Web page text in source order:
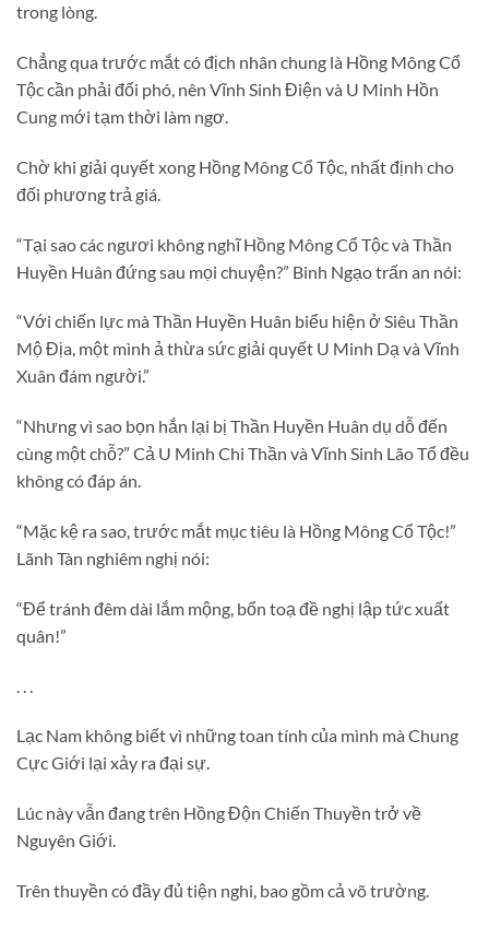
trong lòng.
Chẳng qua trước mắt có địch nhân chung là Hồng Mông Cổ
Tộc cần phải đối phó, nên Vĩnh Sinh Điện và U Minh Hồn
Cung mới tạm thời làm ngơ.
Chờ khi giải quyết xong Hồng Mông Cổ Tộc, nhất định cho
đối phương trả giá.
“Tại sao các ngươi không nghĩ Hồng Mông Cổ Tộc và Thần
Huyền Huân đứng sau mọi chuyện?” Binh Ngạo trấn an nói:
“Với chiến lực mà Thần Huyền Huân biểu hiện ở Siêu Thần
Mộ Địa, một mình ả thừa sức giải quyết U Minh Dạ và Vĩnh
Xuân đám người.”
“Nhưng vì sao bọn hắn lại bị Thần Huyền Huân dụ dỗ đến
cùng một chỗ?” Cả U Minh Chi Thần và Vĩnh Sinh Lão Tổ đều
không có đáp án.
“Mặc kệ ra sao, trước mắt mục tiêu là Hồng Mông Cổ Tộc!”
Lãnh Tàn nghiêm nghị nói:
“Để tránh đêm dài lắm mộng, bổn toạ đề nghị lập tức xuất
quân!”
Lạc Nam không biết vì những toan tính của mình mà Chung
Cực Giới lại xảy ra đại sự.
Lúc này vẫn đang trên Hồng Độn Chiến Thuyền trở về
Nguyên Giới.
Trên thuyền có đầy đủ tiện nghi, bao gồm cả võ trường.